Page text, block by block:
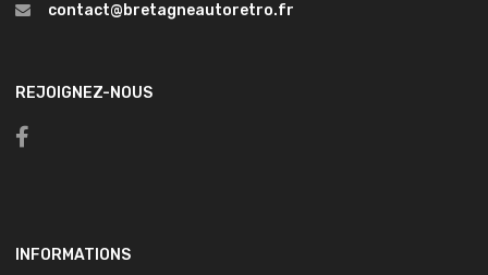
contact@bretagneautoretro.fr
REJOIGNEZ-NOUS
INFORMATIONS